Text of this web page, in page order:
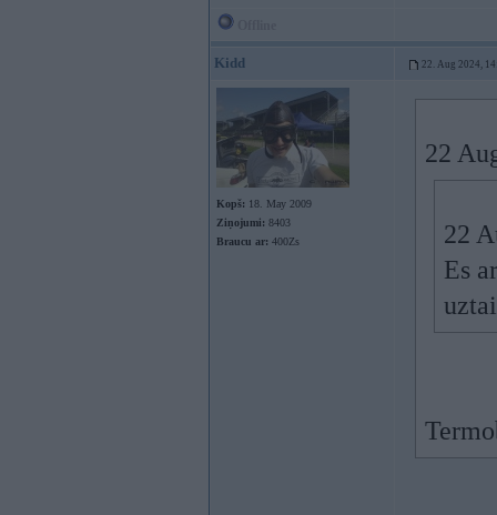
Kidd 22. Aug 2024,
Kopš: 18. May 2009
Ziņojumi: 8403
Braucu ar: 400Zs
22
22
Es